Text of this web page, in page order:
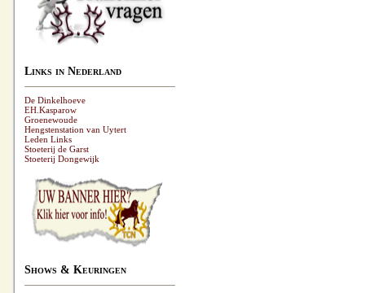
Links in Nederland
De Dinkelhoeve
EH.Kasparow
Groenewoude
Hengstenstation van Uytert
Leden Links
Stoeterij de Garst
Stoeterij Dongewijk
Shows & Keuringen